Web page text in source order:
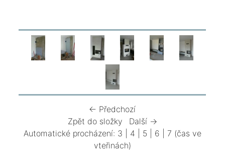
← Předchozí
Zpět do složky
Další →
Automatické procházení: 3 4 5 6 7 (čas ve
vteřinách)